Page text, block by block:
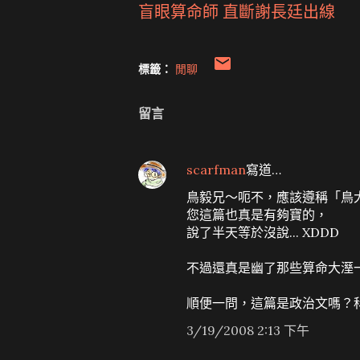
盲眼算命師 直斷謝長廷出線
標籤： 閒聊
留言
scarfman寫道…
鳥毅兄～呃不，應該遵稱「鳥
您這篇也真是有夠寶的，
說了半天等於沒說... XDDD
不過還真是幽了那些算命大溼
順便一問，這篇是政治文嗎？
3/19/2008 2:13 下午